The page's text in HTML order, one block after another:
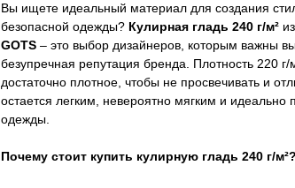
Вы ищете идеальный материал для создания
безопасной одежды? Кулирная гладь 240 г/м² из
GOTS – это выбор дизайнеров, которым важны
безупречная репутация бренда. Плотность 220
достаточно плотное, чтобы не просвечивать и
остается легким, невероятно мягким и идеально
одежды.
Почему стоит купить кулирную гладь 240 г/м²?